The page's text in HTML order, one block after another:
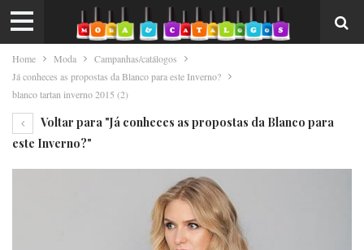
Home Moda
Campanhas/catálogos
Já conheces as propostas da Blanco para este Inverno?
blanco tartan inverno 2015 (2)
Voltar para "Já conheces as propostas da Blanco para
este Inverno?"